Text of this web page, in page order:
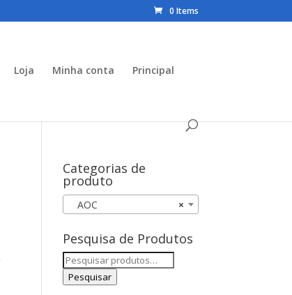
0 Items
Loja Minha conta Principal
Categorias de
produto
×
AOC
Pesquisa de Produtos
Pesquisar
por:
Pesquisar